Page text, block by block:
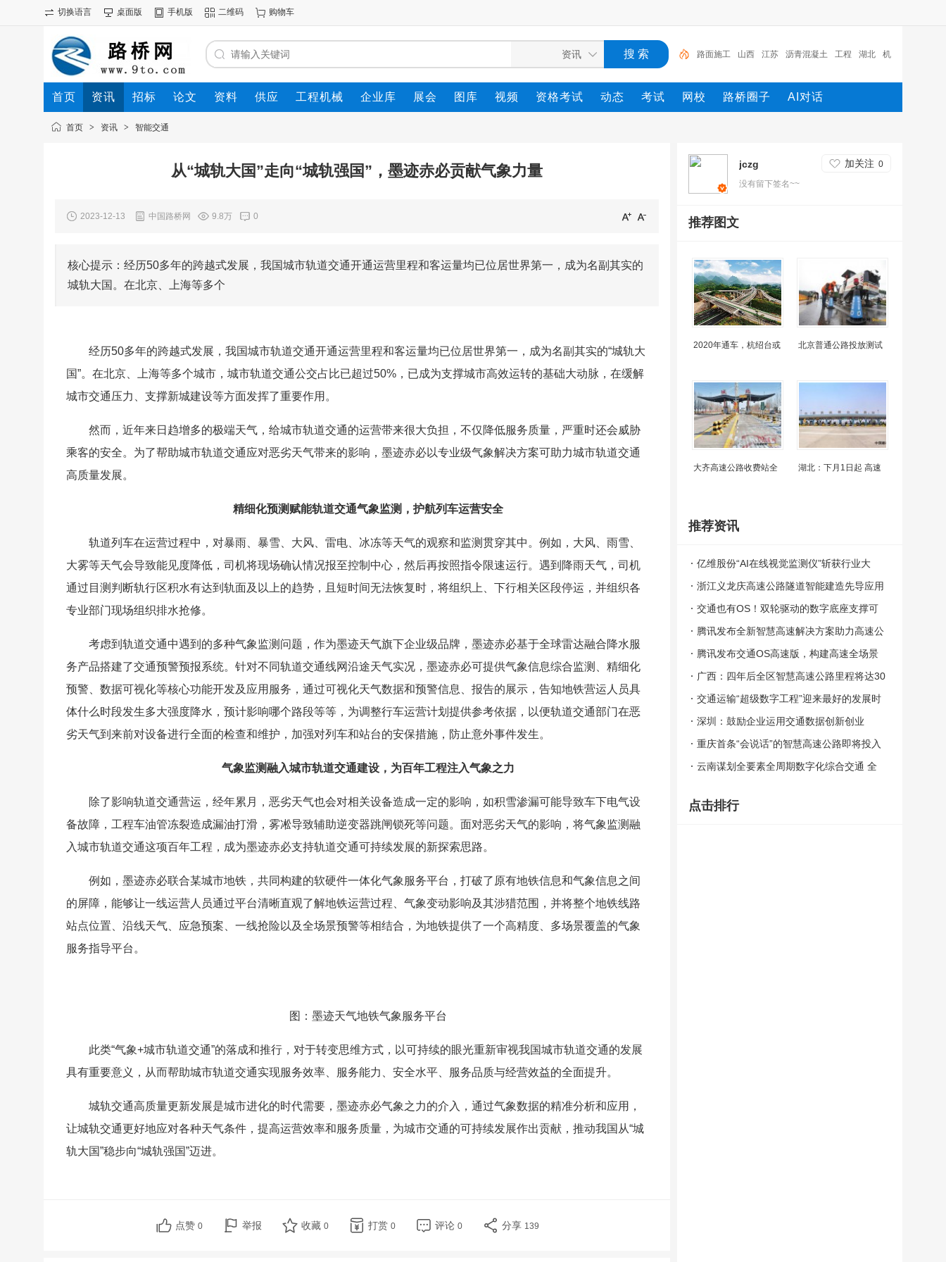
切换语言 桌面版 手机版 二维码 购物车
路面施工 山西 江苏 沥青混凝土 工程 湖北 机
械 路桥 施工 地铁
首页 资讯 招标 论文 资料 供应 工程机械 企业库 展会 图库 视频 资格考试 动态 考试 网校 路桥圈子 AI对话
首页 > 资讯 > 智能交通
从“城轨大国”走向“城轨强国”，墨迹赤必贡献气象力量
2023-12-13 中国路桥网 9.8万 0
核心提示：经历50多年的跨越式发展，我国城市轨道交通开通运营里程和客运量均已位居世界第一，成为名副其实的
城轨大国。在北京、上海等多个
经历50多年的跨越式发展，我国城市轨道交通开通运营里程和客运量均已位居世界第一，成为名副其实的“城轨大
国”。在北京、上海等多个城市，城市轨道交通公交占比已超过50%，已成为支撑城市高效运转的基础大动脉，在缓解
城市交通压力、支撑新城建设等方面发挥了重要作用。
然而，近年来日趋增多的极端天气，给城市轨道交通的运营带来很大负担，不仅降低服务质量，严重时还会威胁
乘客的安全。为了帮助城市轨道交通应对恶劣天气带来的影响，墨迹赤必以专业级气象解决方案可助力城市轨道交通
高质量发展。
精细化预测赋能轨道交通气象监测，护航列车运营安全
轨道列车在运营过程中，对暴雨、暴雪、大风、雷电、冰冻等天气的观察和监测贯穿其中。例如，大风、雨雪、
大雾等天气会导致能见度降低，司机将现场确认情况报至控制中心，然后再按照指令限速运行。遇到降雨天气，司机
通过目测判断轨行区积水有达到轨面及以上的趋势，且短时间无法恢复时，将组织上、下行相关区段停运，并组织各
专业部门现场组织排水抢修。
考虑到轨道交通中遇到的多种气象监测问题，作为墨迹天气旗下企业级品牌，墨迹赤必基于全球雷达融合降水服
务产品搭建了交通预警预报系统。针对不同轨道交通线网沿途天气实况，墨迹赤必可提供气象信息综合监测、精细化
预警、数据可视化等核心功能开发及应用服务，通过可视化天气数据和预警信息、报告的展示，告知地铁营运人员具
体什么时段发生多大强度降水，预计影响哪个路段等等，为调整行车运营计划提供参考依据，以便轨道交通部门在恶
劣天气到来前对设备进行全面的检查和维护，加强对列车和站台的安保措施，防止意外事件发生。
气象监测融入城市轨道交通建设，为百年工程注入气象之力
除了影响轨道交通营运，经年累月，恶劣天气也会对相关设备造成一定的影响，如积雪渗漏可能导致车下电气设
备故障，工程车油管冻裂造成漏油打滑，雾凇导致辅助逆变器跳闸锁死等问题。面对恶劣天气的影响，将气象监测融
入城市轨道交通这项百年工程，成为墨迹赤必支持轨道交通可持续发展的新探索思路。
例如，墨迹赤必联合某城市地铁，共同构建的软硬件一体化气象服务平台，打破了原有地铁信息和气象信息之间
的屏障，能够让一线运营人员通过平台清晰直观了解地铁运营过程、气象变动影响及其涉猎范围，并将整个地铁线路
站点位置、沿线天气、应急预案、一线抢险以及全场景预警等相结合，为地铁提供了一个高精度、多场景覆盖的气象
服务指导平台。
图：墨迹天气地铁气象服务平台
此类“气象+城市轨道交通”的落成和推行，对于转变思维方式，以可持续的眼光重新审视我国城市轨道交通的发展
具有重要意义，从而帮助城市轨道交通实现服务效率、服务能力、安全水平、服务品质与经营效益的全面提升。
城轨交通高质量更新发展是城市进化的时代需要，墨迹赤必气象之力的介入，通过气象数据的精准分析和应用，
让城轨交通更好地应对各种天气条件，提高运营效率和服务质量，为城市交通的可持续发展作出贡献，推动我国从“城
轨大国”稳步向“城轨强国”迈进。
点赞 0 举报 收藏 0 打赏 0 评论 0 分享 139
jczg 加关注 0
没有留下签名~~
推荐图文
2020年通车，杭绍台或 北京普通公路投放测试
大齐高速公路收费站全 湖北：下月1日起 高速
推荐资讯
亿维股份“AI在线视觉监测仪”斩获行业大
奖，引领交通基础设施智能监测新方向
浙江义龙庆高速公路隧道智能建造先导应用
试点项目获批
交通也有OS！双轮驱动的数字底座支撑可
持续交通
腾讯发布全新智慧高速解决方案助力高速公
路全生命周期数字化转型
腾讯发布交通OS高速版，构建高速全场景
数字底座
广西：四年后全区智慧高速公路里程将达30
0公里
交通运输“超级数字工程”迎来最好的发展时
机
深圳：鼓励企业运用交通数据创新创业
重庆首条“会说话”的智慧高速公路即将投入
使用
云南谋划全要素全周期数字化综合交通 全
点击排行